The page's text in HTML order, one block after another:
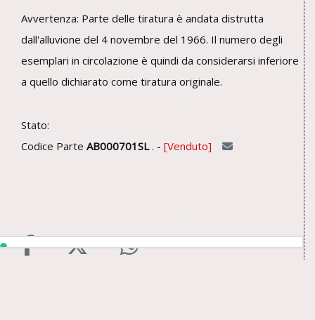
Avvertenza: Parte delle tiratura è andata distrutta
dall'alluvione del 4 novembre del 1966. Il numero degli
esemplari in circolazione è quindi da considerarsi inferiore
a quello dichiarato come tiratura originale.
Stato:
Codice Parte AB000701SL. - Venduto